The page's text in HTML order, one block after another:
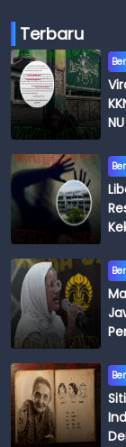
Terbaru
NU